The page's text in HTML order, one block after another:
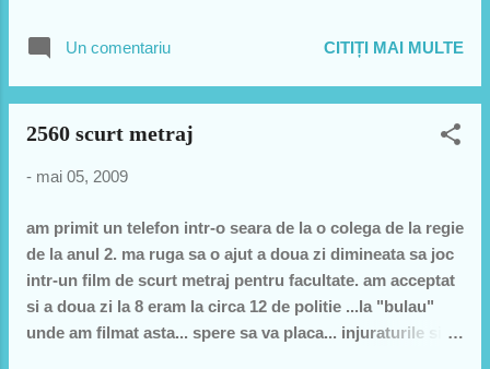
Un comentariu CITIȚI MAI MULTE
2560 scurt metraj
- mai 05, 2009
am primit un telefon intr-o seara de la o colega de la regie
de la anul 2. ma ruga sa o ajut a doua zi dimineata sa joc
intr-un film de scurt metraj pentru facultate. am acceptat
si a doua zi la 8 eram la circa 12 de politie ...la "bulau"
unde am filmat asta... spere sa va placa... injuraturile si